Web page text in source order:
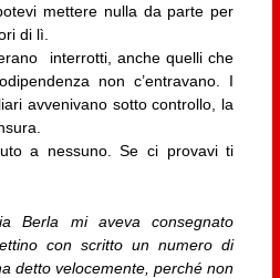
mettere nulla da parte per
di lì.
interrotti, anche quelli che
non c’entravano. I
avvenivano sotto controllo, la
a nessuno. Se ci provavi ti
Berla mi aveva consegnato
con scritto un numero di
detto velocemente, perché non